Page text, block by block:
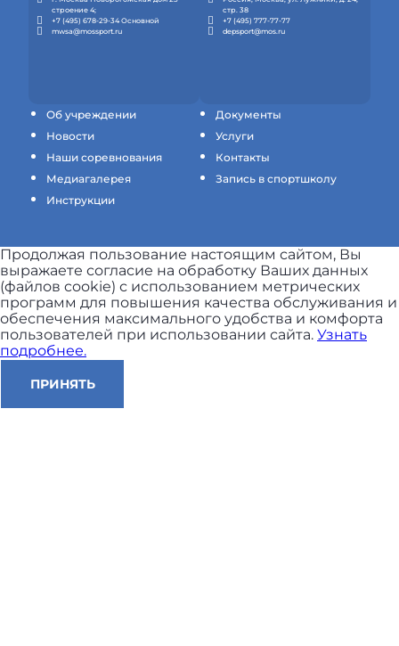
Об учреждении
Новости
Наши соревнования
Медиагалерея
Инструкции
Документы
Услуги
Контакты
Запись в спортшколу
строение 4;
+7 (495) 678-29-34 Основной
mwsa@mossport.ru
стр. 38
+7 (495) 777-77-77
depsport@mos.ru
Продолжая пользование настоящим сайтом, Вы
выражаете согласие на обработку Ваших данных
(файлов cookie) с использованием метрических
программ для повышения качества обслуживания и
обеспечения максимального удобства и комфорта
пользователей при использовании сайта. Узнать
подробнее.
ПРИНЯТЬ